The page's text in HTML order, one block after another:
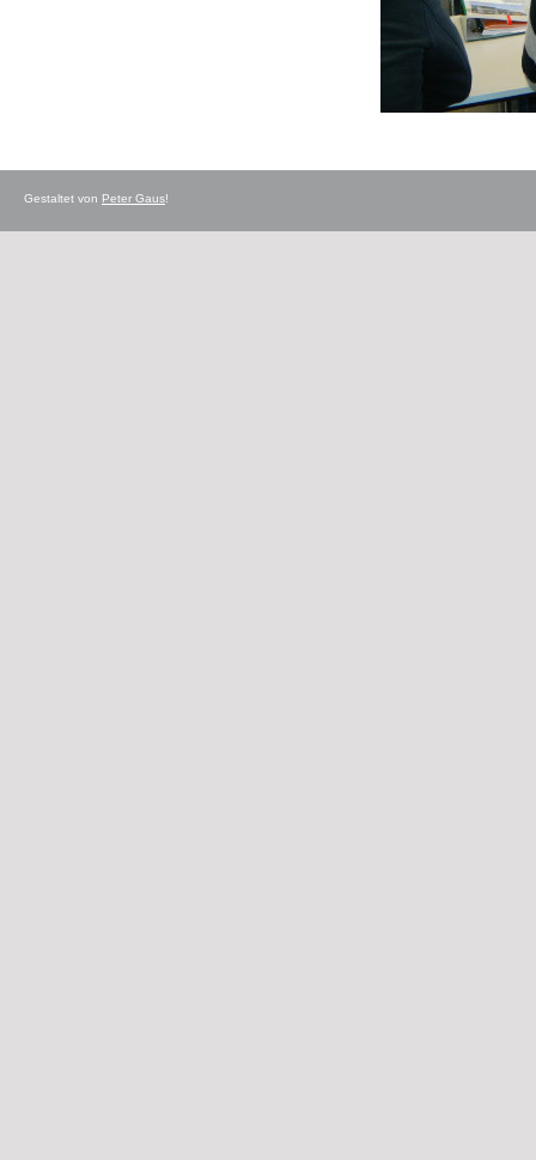
Gestaltet von Peter Gaus!